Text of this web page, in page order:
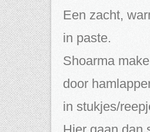
Een zacht,
in paste.
Shoarma
door
in stukjes/